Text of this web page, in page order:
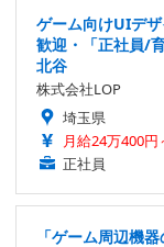
ゲーム向けUIデ
歓迎・「正社員/
北谷
株式会社LOP
埼玉県
月給24万400円
正社員
「ゲーム周辺機